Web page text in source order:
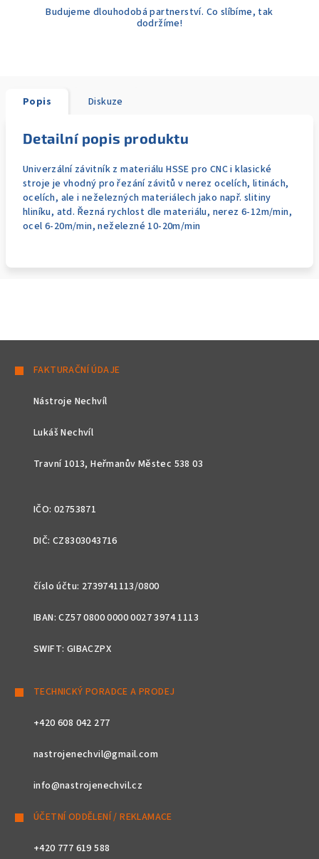
Budujeme dlouhodobá partnerství. Co slíbíme, tak
dodržíme!
Popis Diskuze
Detailní popis produktu
Univerzální závitník z materiálu HSSE pro CNC i klasické
stroje je vhodný pro řezání závitů v nerez ocelích, litinách,
ocelích, ale i neželezných materiálech jako např. slitiny
hliníku, atd. Řezná rychlost dle materiálu, nerez 6-12m/min,
ocel 6-20m/min, neželezné 10-20m/min
FAKTURAČNÍ ÚDAJE
Nástroje Nechvíl
Lukáš Nechvíl
Travní 1013, Heřmanův Městec 538 03
IČO: 02753871
DIČ: CZ8303043716
číslo účtu: 2739741113/0800
IBAN: CZ57 0800 0000 0027 3974 1113
SWIFT: GIBACZPX
TECHNICKÝ PORADCE A PRODEJ
+420 608 042 277
nastrojenechvil@gmail.com
info@nastrojenechvil.cz
ÚČETNÍ ODDĚLENÍ / REKLAMACE
+420 777 619 588